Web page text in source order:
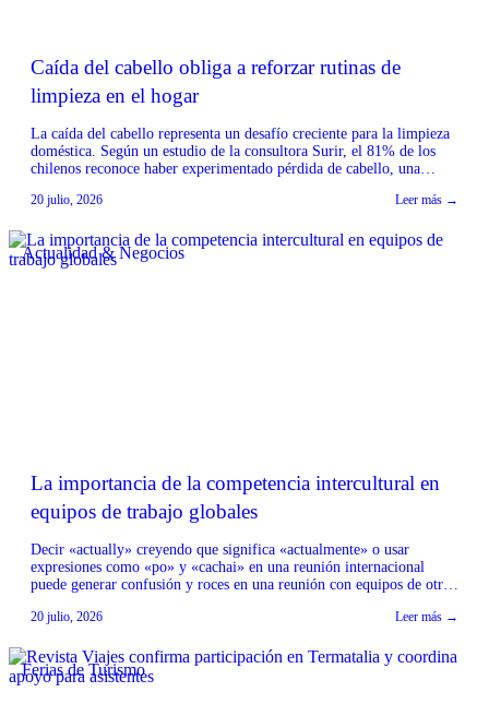
Caída del cabello obliga a reforzar rutinas de
limpieza en el hogar
La caída del cabello representa un desafío creciente para la limpieza
doméstica. Según un estudio de la consultora Surir, el 81% de los
chilenos reconoce haber experimentado pérdida de cabello, una
Desde la industria del aseo, Tineco & Ecovacs Chile señalan que esta
20 julio, 2026 Leer más →
Actualidad & Negocios
La importancia de la competencia intercultural en
equipos de trabajo globales
Decir «actually» creyendo que significa «actualmente» o usar
expresiones como «po» y «cachai» en una reunión internacional
puede generar confusión y roces en una reunión con equipos de otros
intercultural es tan importante como hablar inglés para trabajar de
20 julio, 2026 Leer más →
Ferias de Turismo